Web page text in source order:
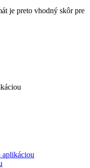
je preto vhodný skôr pre
aplikáciou